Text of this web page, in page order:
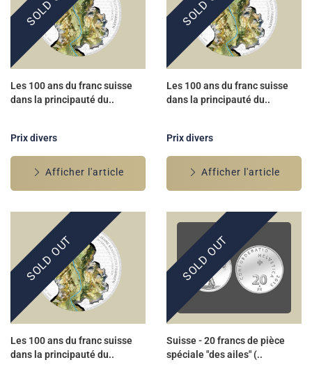
Les 100 ans du franc suisse
dans la principauté du..
Prix divers
Afficher l'article
Les 100 ans du franc suisse
dans la principauté du..
Prix divers
Afficher l'article
SOLD OUT
Les 100 ans du franc suisse
dans la principauté du..
SOLD OUT
Suisse - 20 francs de pièce
spéciale "des ailes" (..